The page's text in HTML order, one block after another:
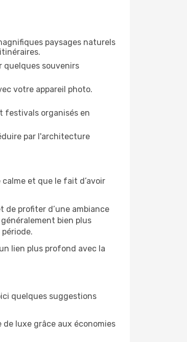
paysages naturels
quelques souvenirs
votre appareil photo.
festivals organisés en
par l'architecture
et que le fait d’avoir
de profiter d’une ambiance
bien plus
lien plus profond avec la
quelques suggestions
luxe grâce aux économies